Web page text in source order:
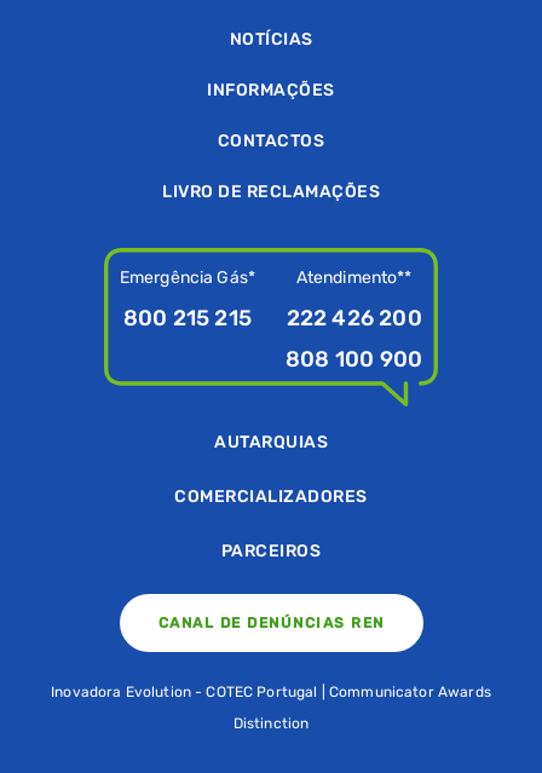
NOTÍCIAS
INFORMAÇÕES
CONTACTOS
LIVRO DE RECLAMAÇÕES
Emergência Gás*
800 215 215
Atendimento**
222 426 200
808 100 900
AUTARQUIAS
COMERCIALIZADORES
PARCEIROS
CANAL DE DENÚNCIAS REN
Inovadora Evolution - COTEC Portugal | Communicator Awards
Distinction